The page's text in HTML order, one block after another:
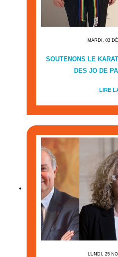
MARDI, 03
SOUTENONS LE
DES JO DE
LIRE
LUNDI, 25